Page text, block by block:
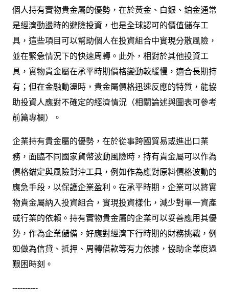
個人持有實物貴金屬的優勢，在於黃金、白銀、鉑金通常
是經濟動盪時的避險投資，也是全球認可的價值儲存工
具，這些項目可以幫助個人在投資組合中實現分散風險，
並在緊急情況下的快速周轉。此外，相對於其他投資工
具，實物貴金屬在承平時期價格變動較緩慢，適合長期持
有；但在金融動盪時，貴金屬價格迅速反應的特質，能協
助投資人應對不確定的經濟情況（相關論述與圖表可參考
前篇專欄）。
企業持有貴金屬的優勢，在於從事跨國貿易或進出口業
務，面臨不同國家貨幣波動風險時，持有貴金屬可以作為
價格錨定與風險對沖工具，例如作為應對原料價格波動的
應急手段，以保護企業盈利。在承平時期，企業可以將實
物貴金屬納入投資組合，實現投資樣化，減少對單一資產
或行業的依賴。持有實物貴金屬的企業可以妥善應用其優
勢，作為企業儲備，好應對經濟下行時期的財務挑戰，例
如做為信貸、抵押、周轉借款等有力依據，協助企業度過
艱困時刻。
----------